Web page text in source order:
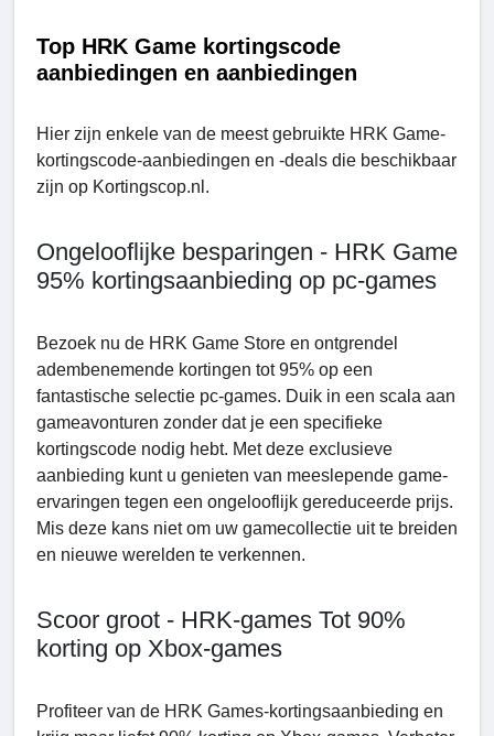
Top HRK Game kortingscode
aanbiedingen en aanbiedingen
Hier zijn enkele van de meest gebruikte HRK Game-
kortingscode-aanbiedingen en -deals die beschikbaar
zijn op Kortingscop.nl.
Ongelooflijke besparingen - HRK Game
95% kortingsaanbieding op pc-games
Bezoek nu de HRK Game Store en ontgrendel
adembenemende kortingen tot 95% op een
fantastische selectie pc-games. Duik in een scala aan
gameavonturen zonder dat je een specifieke
kortingscode nodig hebt. Met deze exclusieve
aanbieding kunt u genieten van meeslepende game-
ervaringen tegen een ongelooflijk gereduceerde prijs.
Mis deze kans niet om uw gamecollectie uit te breiden
en nieuwe werelden te verkennen.
Scoor groot - HRK-games Tot 90%
korting op Xbox-games
Profiteer van de HRK Games-kortingsaanbieding en